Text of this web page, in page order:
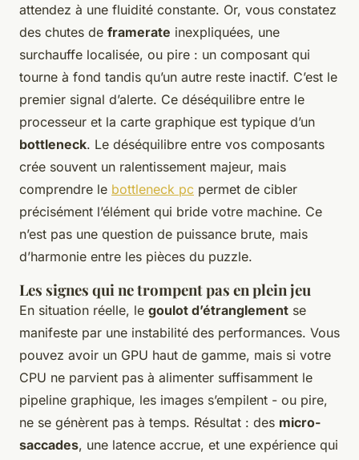
attendez à une fluidité constante. Or, vous constatez
des chutes de framerate inexpliquées, une
surchauffe localisée, ou pire : un composant qui
tourne à fond tandis qu’un autre reste inactif. C’est le
premier signal d’alerte. Ce déséquilibre entre le
processeur et la carte graphique est typique d’un
bottleneck. Le déséquilibre entre vos composants
crée souvent un ralentissement majeur, mais
comprendre le bottleneck pc permet de cibler
précisément l’élément qui bride votre machine. Ce
n’est pas une question de puissance brute, mais
d’harmonie entre les pièces du puzzle.
Les signes qui ne trompent pas en plein jeu
En situation réelle, le goulot d’étranglement se
manifeste par une instabilité des performances. Vous
pouvez avoir un GPU haut de gamme, mais si votre
CPU ne parvient pas à alimenter suffisamment le
pipeline graphique, les images s’empilent - ou pire,
ne se génèrent pas à temps. Résultat : des micro-
saccades, une latence accrue, et une expérience qui